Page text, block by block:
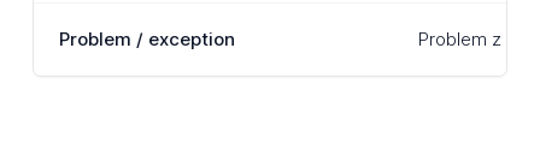
Problem / exception Problem z